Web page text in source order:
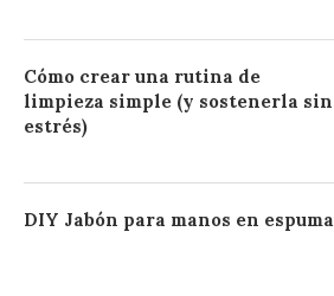
Cómo crear una rutina de
limpieza simple (y sostenerla sin
estrés)
DIY Jabón para manos en espuma